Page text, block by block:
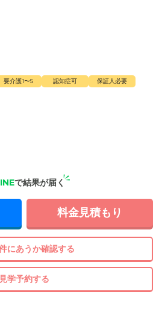
要介護1〜5 認知症可
保証人必要
で結果が届く
料金見積もり
にあうか確認する
見学予約する